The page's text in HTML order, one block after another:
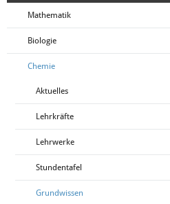
Mathematik
Biologie
Chemie
Aktuelles
Lehrkräfte
Lehrwerke
Stundentafel
Grundwissen